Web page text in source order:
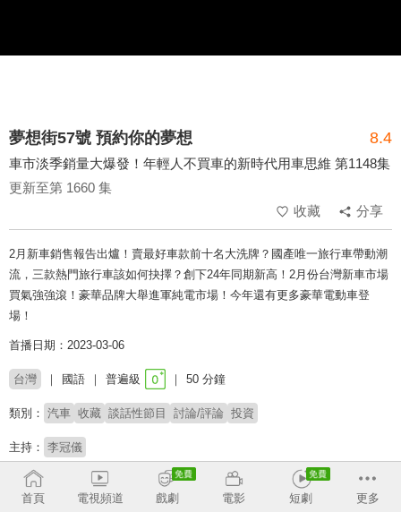
夢想街57號 預約你的夢想 8.4
車市淡季銷量大爆發！年輕人不買車的新時代用車思維 第1148集
更新至第 1660 集
收藏
分享
2月新車銷售報告出爐！賣最好車款前十名大洗牌？國產唯一旅行車帶動潮
流，三款熱門旅行車該如何抉擇？創下24年同期新高！2月份台灣新車市場
買氣強強滾！豪華品牌大舉進軍純電市場！今年還有更多豪華電動車登
場！
首播日期：2023-03-06
台灣 國語 普遍級 50 分鐘
類別： 汽車 收藏 談話性節目 討論/評論 投資
主持： 李冠儀
首頁 電視頻道 戲劇 電影 短劇 更多